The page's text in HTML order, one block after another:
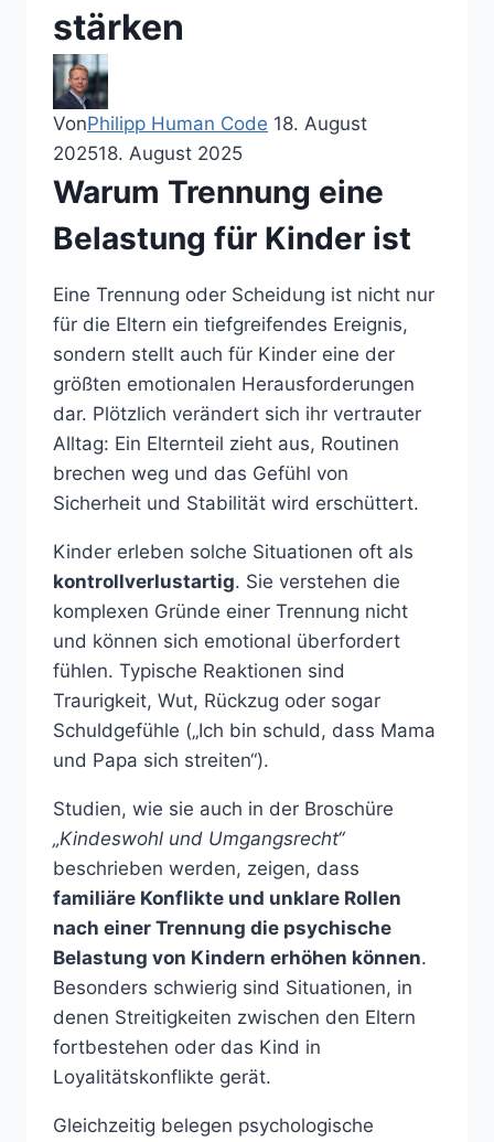
stärken
VonPhilipp Human Code 18. August
202518. August 2025
Warum Trennung eine
Belastung für Kinder ist
Eine Trennung oder Scheidung ist nicht nur
für die Eltern ein tiefgreifendes Ereignis,
sondern stellt auch für Kinder eine der
größten emotionalen Herausforderungen
dar. Plötzlich verändert sich ihr vertrauter
Alltag: Ein Elternteil zieht aus, Routinen
brechen weg und das Gefühl von
Sicherheit und Stabilität wird erschüttert.
Kinder erleben solche Situationen oft als
kontrollverlustartig. Sie verstehen die
komplexen Gründe einer Trennung nicht
und können sich emotional überfordert
fühlen. Typische Reaktionen sind
Traurigkeit, Wut, Rückzug oder sogar
Schuldgefühle („Ich bin schuld, dass Mama
und Papa sich streiten“).
Studien, wie sie auch in der Broschüre
„Kindeswohl und Umgangsrecht“
beschrieben werden, zeigen, dass
familiäre Konflikte und unklare Rollen
nach einer Trennung die psychische
Belastung von Kindern erhöhen können.
Besonders schwierig sind Situationen, in
denen Streitigkeiten zwischen den Eltern
fortbestehen oder das Kind in
Loyalitätskonflikte gerät.
Gleichzeitig belegen psychologische